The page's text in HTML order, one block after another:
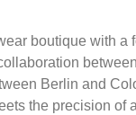
boutique with a
Berlin and
the precision of